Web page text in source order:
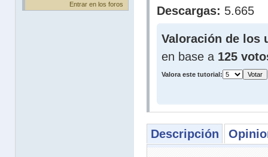
Entrar en los foros
Descargas: 5.665
Valoración de los
en base a 125
Valora este tutorial:
Descripción